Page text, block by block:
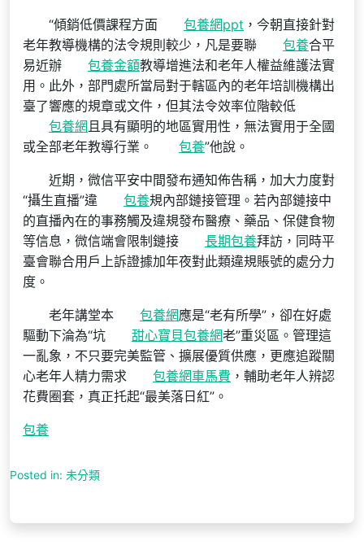
“傾銷低價課程方面 包養網ppt ，今朝直接針對
老年教導機構的法令規則較少，凡是要聯
包養合平
易近辦
包養金額教導增進法和老年人權益維護法實
用。此外，部門處所當局對于轄區內的老年培訓機構出
臺了響應的規章或文件，但其法令效率位階較低
包養網且具有顯明的地區實用性，無法實用于全國
或全部老年教導行業。
包養”他說。
近期，微信平安中間發布通知佈告稱，加大力度對
“攝生直播”違
包養規內部鏈接管理。若內部鏈接中
的直播內在的事務觸及違規發布醫療、藥品、保健食物
等信息，微信端會限制鏈接
長期包養拜訪，同時平
臺會聯合用戶上訴證據加年夜對此類違規賬號的處分力
度。
老年講堂本 包養網應是“老有所學”，卻在好處
驅動下淪為“坑
甜心寶貝包養網老”重災區。管理這
一亂象，不只要完美監管、擴展優質供應，更應追蹤關
心老年人精力需求
包養網車馬費 ，輔助老年人辨認
花費圈套，真正托起“最美落日紅”。
包養
Posted in: 未分類